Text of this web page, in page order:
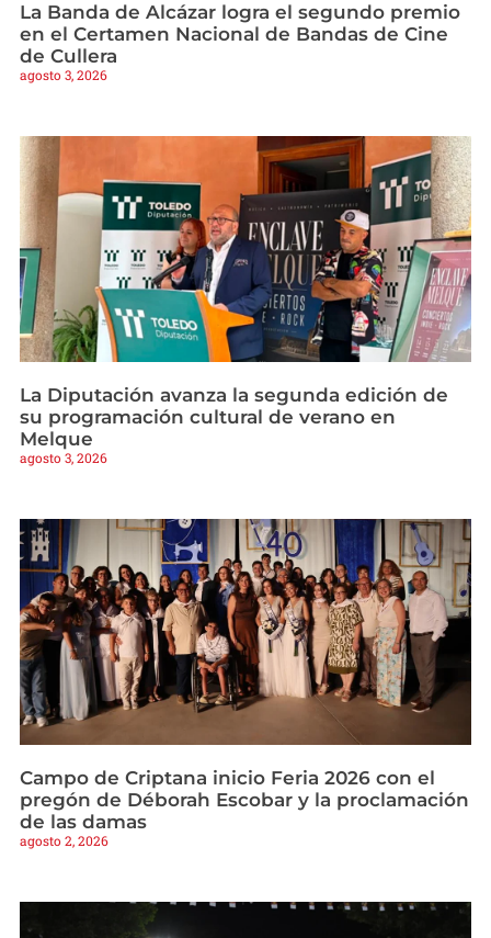
La Banda de Alcázar logra el segundo premio
en el Certamen Nacional de Bandas de Cine
de Cullera
agosto 3, 2026
La Diputación avanza la segunda edición de
su programación cultural de verano en
Melque
agosto 3, 2026
Campo de Criptana inicio Feria 2026 con el
pregón de Déborah Escobar y la proclamación
de las damas
agosto 2, 2026